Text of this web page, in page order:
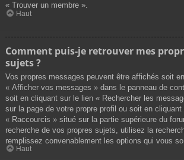
« Trouver un membre ».
Haut
Comment puis-je retrouver mes
sujets ?
Vos propres messages peuvent être affichés soit
« Afficher vos messages » dans le panneau de
soit en cliquant sur le lien « Rechercher les
sur la page de votre propre profil ou soit en
« Raccourcis » situé sur la partie supérieure du
recherche de vos propres sujets, utilisez la
remplissez convenablement les options qui vous
Haut